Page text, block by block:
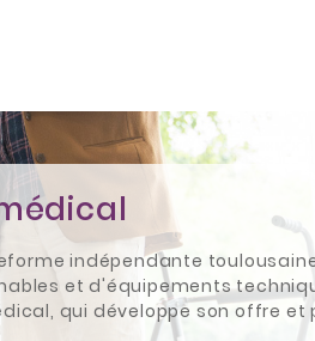
indépendante
et d'équipements
qui développe son offre et